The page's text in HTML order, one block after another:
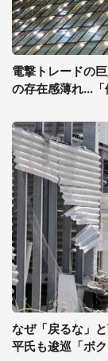
電撃トレードの
の存在感薄れ...
なぜ「戻るな」
平氏も逡巡「ボ